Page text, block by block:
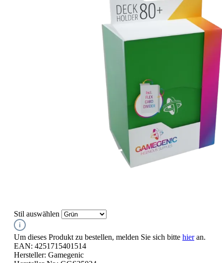
Stil auswählen
Um dieses Produkt zu bestellen, melden Sie sich bitte hieran.
EAN: 4251715401514
Hersteller: Gamegenic